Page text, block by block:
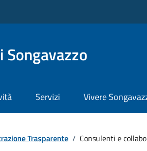
Songavazzo
Servizi Vivere
Trasparente / Consulenti e